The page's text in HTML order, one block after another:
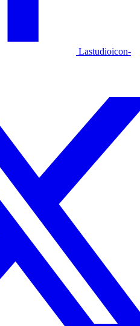
Lastudioicon-